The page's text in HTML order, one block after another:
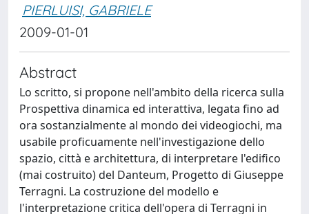
PIERLUISI, GABRIELE
2009-01-01
Abstract
Lo scritto, si propone nell'ambito della ricerca sulla
Prospettiva dinamica ed interattiva, legata fino ad
ora sostanzialmente al mondo dei videogiochi, ma
usabile proficuamente nell'investigazione dello
spazio, città e architettura, di interpretare l'edifico
(mai costruito) del Danteum, Progetto di Giuseppe
Terragni. La costruzione del modello e
l'interpretazione critica dell'opera di Terragni in